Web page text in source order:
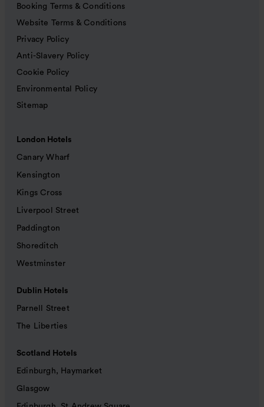
Booking Terms & Conditions
Website Terms & Conditions
Privacy Policy
Anti-Slavery Policy
Cookie Policy
Environmental Policy
Sitemap
London Hotels
Canary Wharf
Kensington
Kings Cross
Liverpool Street
Paddington
Shoreditch
Westminster
Dublin Hotels
Parnell Street
The Liberties
Scotland Hotels
Edinburgh, Haymarket
Glasgow